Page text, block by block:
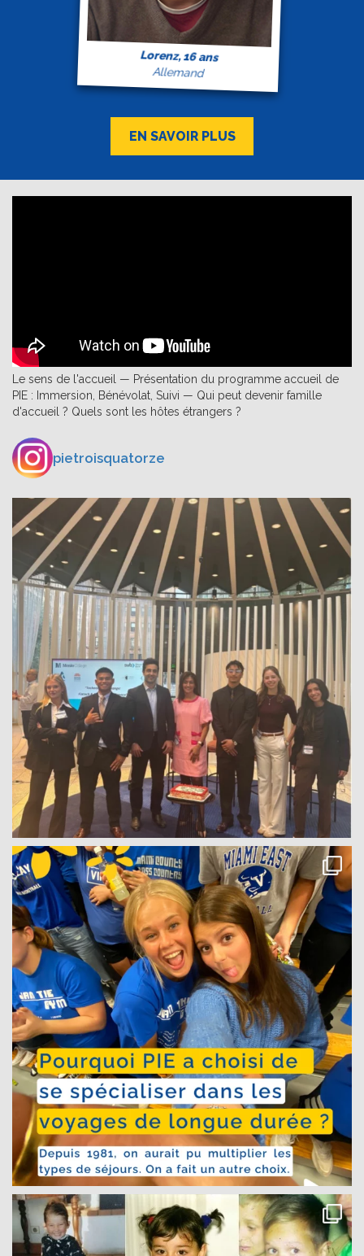
Lorenz, 16 ans
Allemand
EN SAVOIR PLUS
Le sens de l'accueil — Présentation du programme accueil de
PIE : Immersion, Bénévolat, Suivi — Qui peut devenir famille
d'accueil ? Quels sont les hôtes étrangers ?
pietroisquatorze